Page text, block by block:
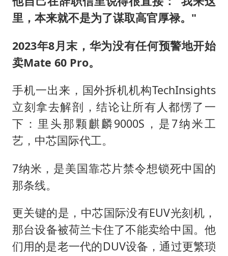
里，本来就不是为了谋取高官厚禄。"
2023年8月末，华为没有任何预警地开始
卖Mate 60 Pro。
手机一出来，国外拆机机构TechInsights
立刻拿去解剖，结论让所有人都愣了一
下：里头那颗麒麟9000S，是7纳米工
艺，中芯国际代工。
7纳米，是美国靠芯片禁令想锁死中国的
那条线。
更关键的是，中芯国际没有EUV光刻机，
那台设备被荷兰卡住了不能卖给中国。他
们用的是老一代的DUV设备，通过更繁琐